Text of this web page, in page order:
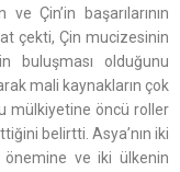
Çin’in başarılarının
çekti, Çin mucizesinin
buluşması olduğunu
mali kaynakların çok
mülkiyetine öncü roller
belirtti. Asya’nın iki
önemine ve iki ülkenin